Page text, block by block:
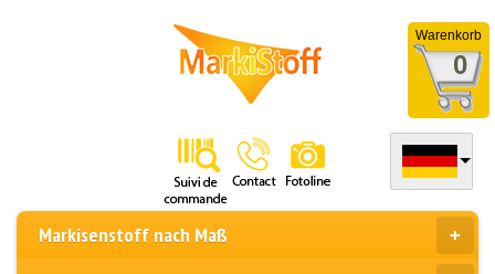
Warenkorb
0
Markisenstoff nach Maß